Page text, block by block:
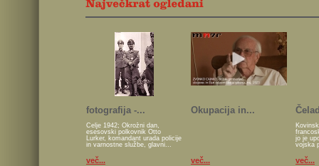
fotografija -...
Celje 1942; Okrožni dan,
esesovski polkovnik Otto
Lurker, komandant urada policije
in varnostne službe, glavni...
več...
Okupacija in...
več...
jo je
vojska
več...